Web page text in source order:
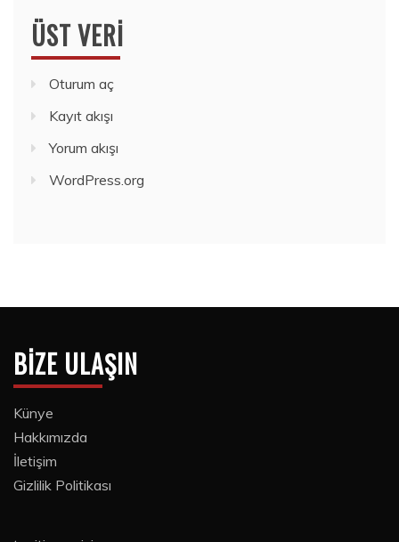
ÜST VERI
Oturum aç
Kayıt akışı
Yorum akışı
WordPress.org
BIZE ULAŞIN
Künye
Hakkımızda
İletişim
Gizlilik Politikası